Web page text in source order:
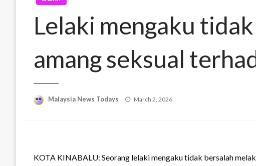
Lelaki mengaku
amang seksual
Malaysia News Todays
Posted
March 2, 2026
KOTA KINABALU: Seorang lelaki mengaku tidak bersalah